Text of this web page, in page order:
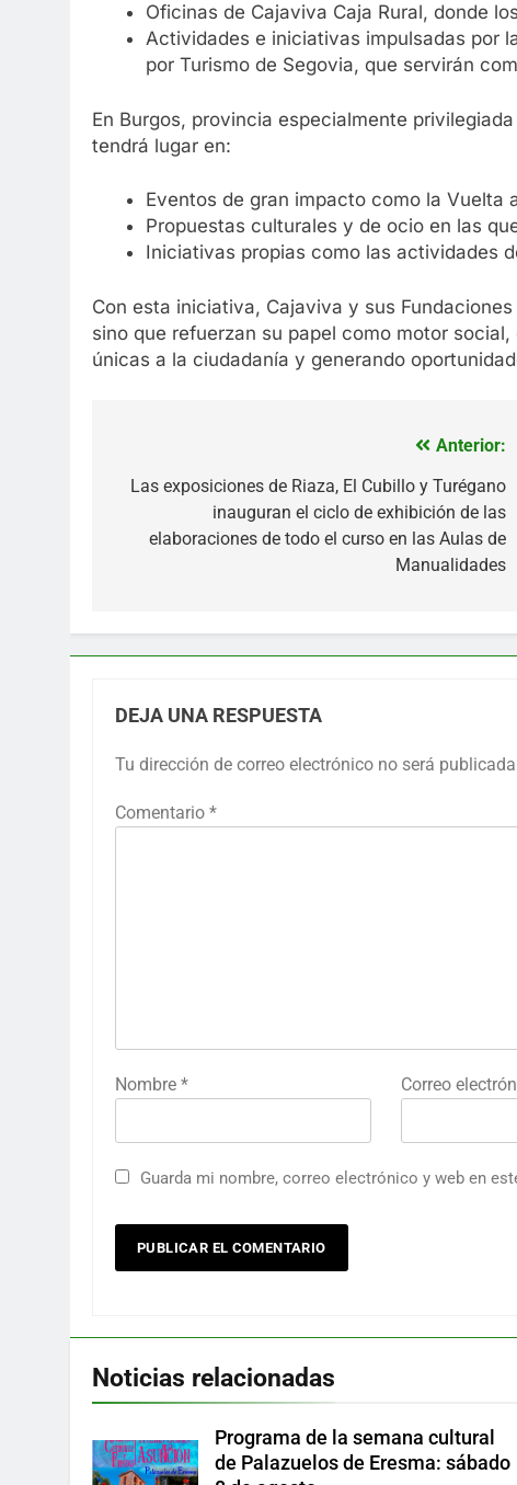
Oficinas de Cajaviva Caja Rural, donde
Actividades e iniciativas impulsadas por
por Turismo de Segovia, que servirán
En Burgos, provincia especialmente
tendrá lugar en:
Eventos de gran impacto como la Vuelta
Propuestas culturales y de ocio en las
Iniciativas propias como las actividades
Con esta iniciativa, Cajaviva y sus
sino que refuerzan su papel como motor
únicas a la ciudadanía y generando
de
entradas
Anterior:
Las exposiciones de Riaza, El Cubillo y Turégano
inauguran el ciclo de exhibición de las
elaboraciones de todo el curso en las Aulas de
Manualidades
DEJA UNA RESPUESTA
Tu dirección de correo electrónico no será
Comentario *
Nombre * Correo
Guarda mi nombre, correo electrónico y web en
Noticias relacionadas
Programa de la semana cultural
de Palazuelos de Eresma: sábado